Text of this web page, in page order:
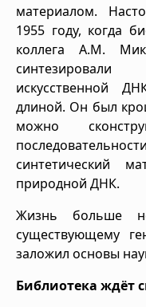
материалом.
1955 году, когда
коллега А.М.
искусственной
длиной. Он был
можно
синтетический
природной ДНК.
Жизнь больше
существующему
заложил основы
Библиотека ждёт